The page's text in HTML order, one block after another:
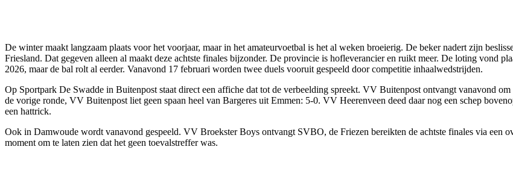
De winter maakt langzaam plaats voor het voorjaar, maar in het amateurvoetbal is het al weken broeierig. De beker nadert zijn
Friesland. Dat gegeven alleen al maakt deze achtste finales bijzonder. De provincie is hofleverancier en ruikt meer. De loting vond
2026, maar de bal rolt al eerder. Vanavond 17 februari worden twee duels vooruit gespeeld door competitie inhaalwedstrijden.
Op Sportpark De Swadde in Buitenpost staat direct een affiche dat tot de verbeelding spreekt. VV Buitenpost ontvangt vanavond
de vorige ronde, VV Buitenpost liet geen spaan heel van Bargeres uit Emmen: 5-0. VV Heerenveen deed daar nog een schep
een hattrick.
Ook in Damwoude wordt vanavond gespeeld. VV Broekster Boys ontvangt SVBO, de Friezen bereikten de achtste finales via een
moment om te laten zien dat het geen toevalstreffer was.